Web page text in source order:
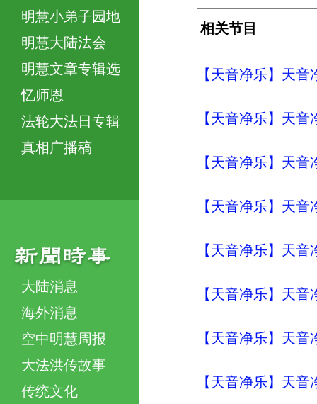
明慧小弟子园地
明慧大陆法会
明慧文章专辑选
忆师恩
法轮大法日专辑
真相广播稿
大陆消息
海外消息
空中明慧周报
大法洪传故事
传统文化
相关节目
【天音净乐】天
【天音净乐】天
【天音净乐】天
【天音净乐】天
【天音净乐】天
【天音净乐】天
【天音净乐】天
【天音净乐】天